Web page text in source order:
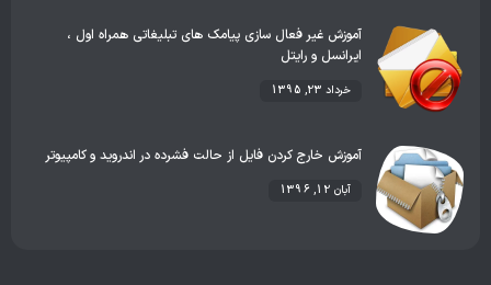
آموزش غیر فعال سازی پیامک های تبلیغاتی همراه اول ،
ایرانسل و رایتل
خرداد 23, 1395
آموزش خارج کردن فایل از حالت فشرده در اندروید و کامپیوتر
آبان 12, 1396